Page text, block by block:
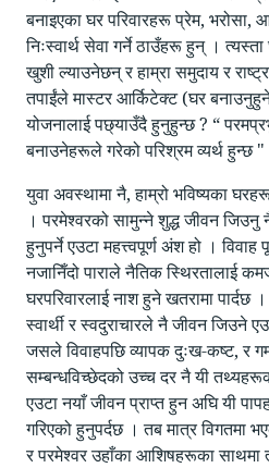
बनाइएका घर परिवारहरू प्रेम, भरोसा,
निःस्वार्थ सेवा गर्ने ठाउँहरू हुन् ।
खुशी ल्याउनेछन् र हाम्रा समुदाय र
तपाईंले मास्टर आर्किटेक्ट (घर
योजनालाई पछ्याउँदै हुनुहुन्छ ? “
बनाउनेहरूले गरेको परिश्रम व्यर्थ
युवा अवस्थामा नै, हाम्रो भविष्यका
। परमेश्वरको सामुन्ने शुद्ध जीवन जिउनु नै
हुनुपर्ने एउटा महत्त्वपूर्ण अंश हो । विवाह
नजानिँदो पाराले नैतिक स्थिरतालाई
घरपरिवारलाई नाश हुने खतरामा पार्दछ
स्वार्थी र स्वदुराचारले नै जीवन जिउने
जसले विवाहपछि व्यापक दुःख-कष्ट, र
सम्बन्धविच्छेदको उच्च दर नै यी
एउटा नयाँ जीवन प्राप्त हुन अघि यी
गरिएको हुनुपर्दछ । तब मात्र विगतमा
र परमेश्वर उहाँका आशिषहरूका साथमा